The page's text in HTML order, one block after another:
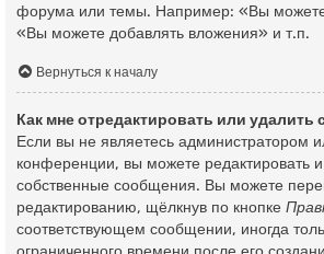
форума или темы. Например: «Вы
«Вы можете добавлять вложения» и т.п.
Вернуться к началу
Как мне отредактировать или удалить
Если вы не являетесь администратором
конференции, вы можете редактировать и
собственные сообщения. Вы можете
редактированию, щёлкнув по кнопке
соответствующем сообщении, иногда